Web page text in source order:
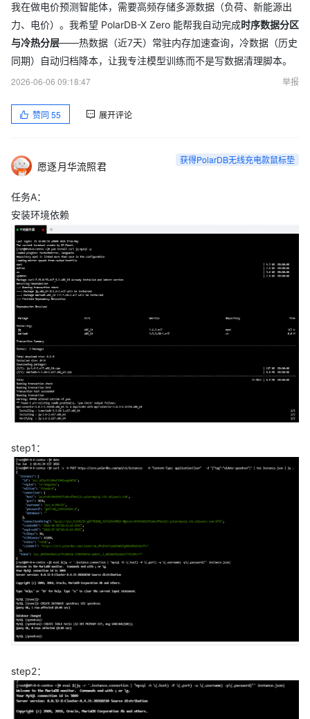
我在做电价预测智能体，需要高频存储多源数据（负荷、新能源出
力、电价）。我希望 PolarDB-X Zero 能帮我自动完成时序数据分区
与冷热分层——热数据（近7天）常驻内存加速查询，冷数据（历史
同期）自动归档降本，让我专注模型训练而不是写数据清理脚本。
2026-06-06 09:18:47
举报
赞同 55 展开评论
愿逐月华流照君 获得PolarDB无线充电款鼠标垫
任务A：
安装环境依赖
step1：
step2：